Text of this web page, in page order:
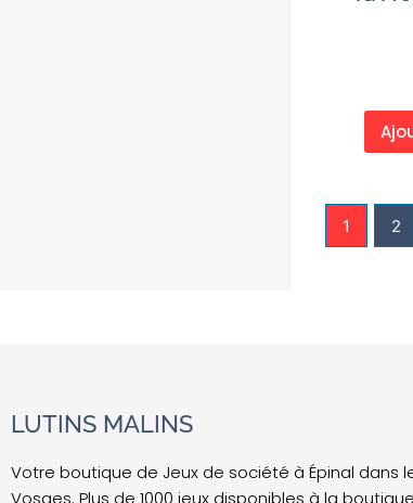
1 2
LUTINS MALINS
Votre boutique de Jeux de société à Épinal dans
Vosges. Plus de 1000 jeux disponibles à la